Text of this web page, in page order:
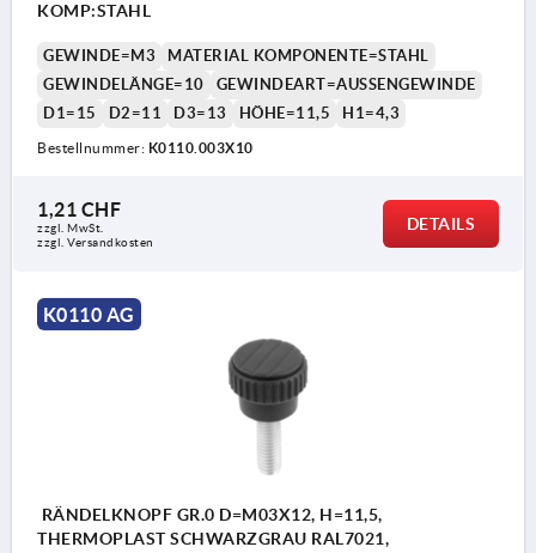
KOMP:STAHL
GEWINDE=M3
MATERIAL KOMPONENTE=STAHL
GEWINDELÄNGE=10
GEWINDEART=AUSSENGEWINDE
D1=15
D2=11 D3=13 HÖHE=11,5 H1=4,3
Bestellnummer: K0110.003X10
1,21 CHF
zzgl. MwSt.
zzgl. Versandkosten
DETAILS
K0110 AG
RÄNDELKNOPF GR.0 D=M03X12, H=11,5,
THERMOPLAST SCHWARZGRAU RAL7021,